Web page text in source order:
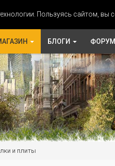
Пользуясь сайтом, вы
БЛОГИ ФОРУМ
и плиты